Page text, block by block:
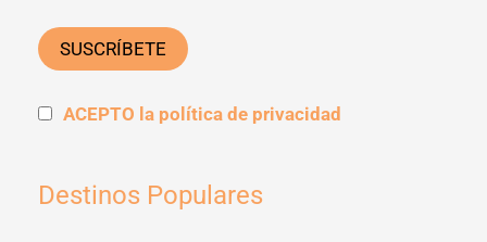
ACEPTO la política de privacidad
Destinos Populares